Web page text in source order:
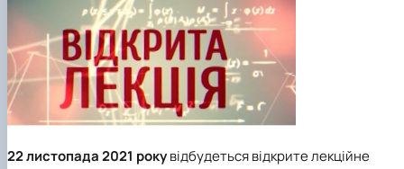
Career guidance
22 листопада 2021 рокувідбудеться відкрите лекційне